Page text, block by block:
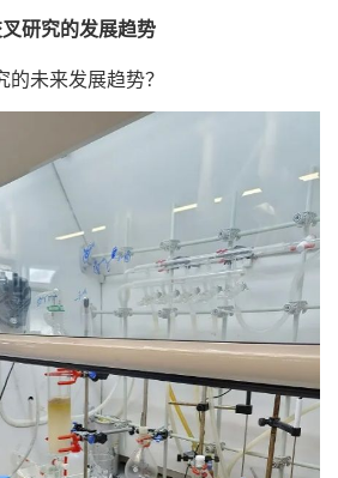
叉研究的发展趋势
未来发展趋势？